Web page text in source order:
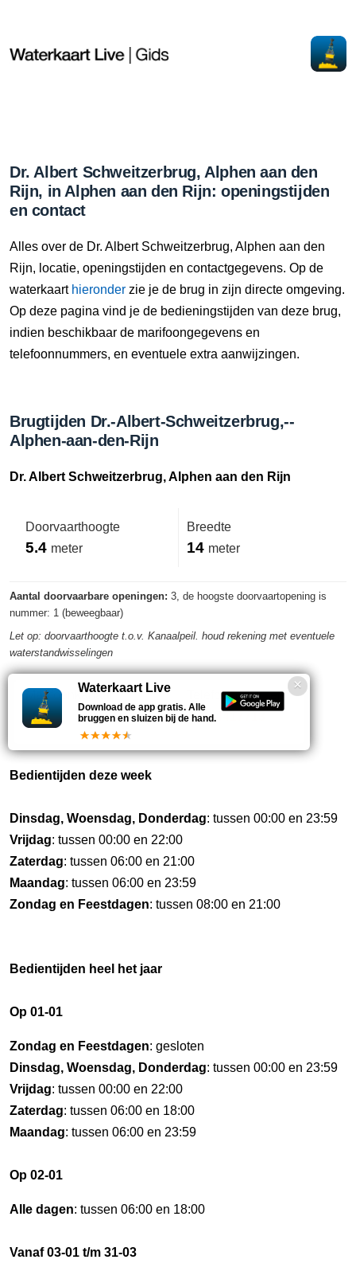
Dr. Albert Schweitzerbrug, Alphen aan den
Rijn, in Alphen aan den Rijn: openingstijden
en contact
Alles over de Dr. Albert Schweitzerbrug, Alphen aan den
Rijn, locatie, openingstijden en contactgegevens. Op de
waterkaart hieronder zie je de brug in zijn directe omgeving.
Op deze pagina vind je de bedieningstijden van deze brug,
indien beschikbaar de marifoongegevens en
telefoonnummers, en eventuele extra aanwijzingen.
Brugtijden Dr.-Albert-Schweitzerbrug,--
Alphen-aan-den-Rijn
Dr. Albert Schweitzerbrug, Alphen aan den Rijn
Doorvaarthoogte
5.4 meter
Breedte
14 meter
Aantal doorvaarbare openingen: 3, de hoogste doorvaartopening is
nummer: 1 (beweegbaar)
Let op: doorvaarthoogte t.o.v. Kanaalpeil. houd rekening met eventuele
waterstandwisselingen
Marifoonkanaal
18
Telefoonnummer
070–4417713
Bedientijden deze week
Dinsdag, Woensdag, Donderdag: tussen 00:00 en 23:59
Vrijdag: tussen 00:00 en 22:00
Zaterdag: tussen 06:00 en 21:00
Maandag: tussen 06:00 en 23:59
Zondag en Feestdagen: tussen 08:00 en 21:00
Bedientijden heel het jaar
Op 01-01
Zondag en Feestdagen: gesloten
Dinsdag, Woensdag, Donderdag: tussen 00:00 en 23:59
Vrijdag: tussen 00:00 en 22:00
Zaterdag: tussen 06:00 en 18:00
Maandag: tussen 06:00 en 23:59
Op 02-01
Alle dagen: tussen 06:00 en 18:00
Vanaf 03-01 t/m 31-03
Waterkaart Live
Download de app gratis. Alle
bruggen en sluizen bij de hand.